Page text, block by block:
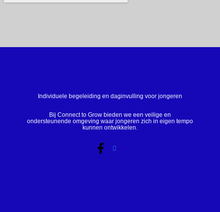
Individuele begeleiding en daginvulling voor jongeren
Bij Connect to Grow bieden we een veilige en
ondersteunende omgeving waar jongeren zich in eigen tempo
kunnen ontwikkelen.